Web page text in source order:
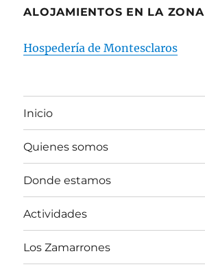
ALOJAMIENTOS EN LA ZONA
Hospedería de Montesclaros
Inicio
Quienes somos
Donde estamos
Actividades
Los Zamarrones